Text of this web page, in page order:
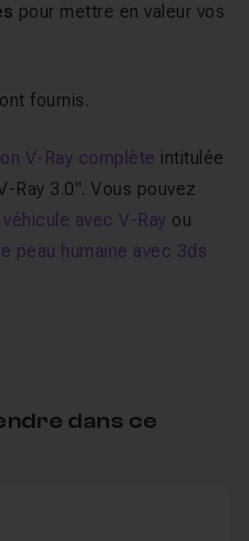
pour mettre en valeur vos
fournis.
V-Ray complète intitulée
Ray 3.0". Vous pouvez
avec V-Ray ou
peau humaine avec 3ds
dans ce